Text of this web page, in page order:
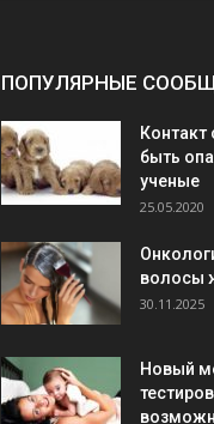
ПОПУЛЯРНЫЕ
быть
ученые
25.05.2020
волосы
30.11.2025
Новый